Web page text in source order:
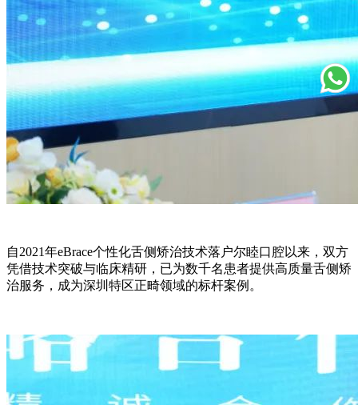
自2021年eBrace个性化舌侧矫治技术落户尔睦口腔以来，双方
凭借技术突破与临床精研，已为数千名患者提供高质量舌侧矫
治服务，成为深圳特区正畸领域的标杆案例。